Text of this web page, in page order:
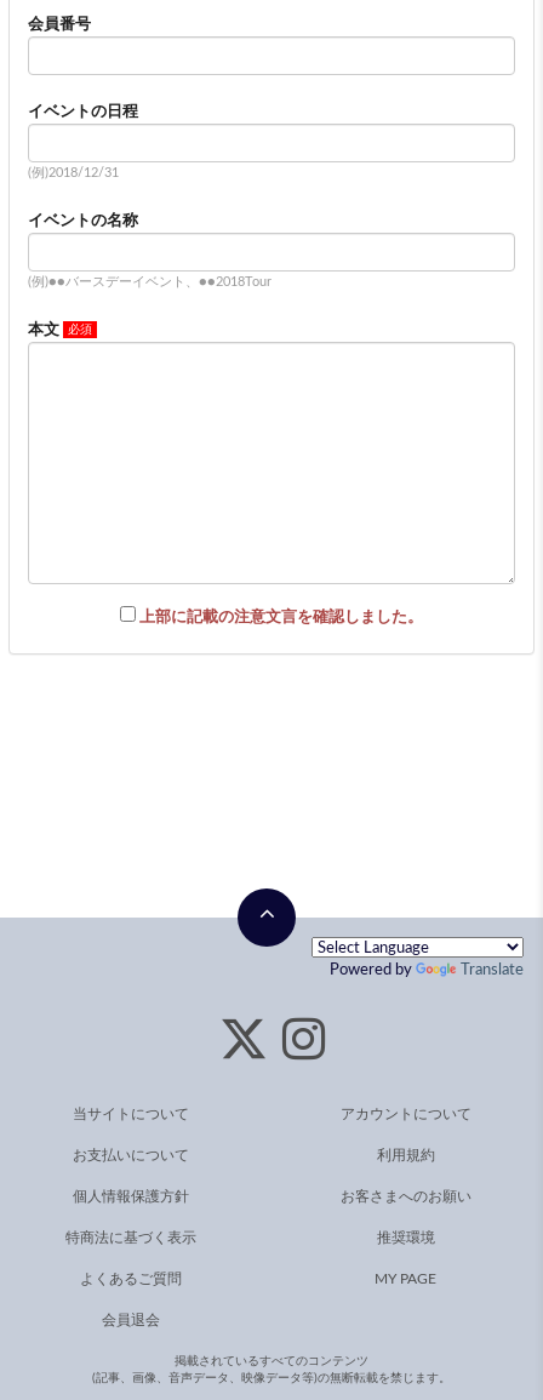
会員番号
イベントの日程
(例)2018/12/31
イベントの名称
(例)●●バースデーイベント、●●2018Tour
本文
上部に記載の注意文言を確認しました。
Powered by Translate
当サイトについて アカウントについて
お支払いについて 利用規約
個人情報保護方針 お客さまへのお願い
特商法に基づく表示 推奨環境
よくあるご質問 MY PAGE
会員退会
掲載されているすべてのコンテンツ
(記事、画像、音声データ、映像データ等)の無断転載を禁じます。